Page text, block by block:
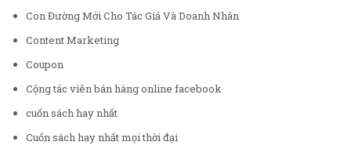
Con Đường Mới Cho Tác Giả Và Doanh Nhân
Content Marketing
Coupon
Cộng tác viên bán hàng online facebook
cuốn sách hay nhất
Cuốn sách hay nhất mọi thời đại